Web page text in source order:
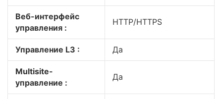
Веб-интерфейс
управления :
HTTP/HTTPS
Управление L3 : Да
Multisite-
управление :
Да